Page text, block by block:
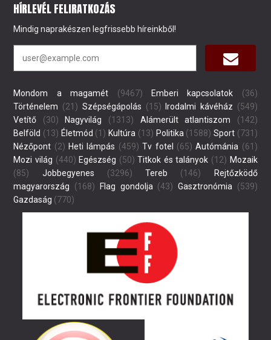
HÍRLEVÉL FELIRATKOZÁS
Mindig naprakészen legfrissebb híreinkből!
Mondom a magamét (9467) Emberi kapcsolatok (36)
Történelem (21) Szépségápolás (15) Irodalmi kávéház (549)
Vetítő (30) Nagyvilág (1313) Alámerült atlantiszom (142)
Belföld (13) Életmód (1) Kultúra (13) Politika (1588) Sport(731)
Nézőpont (2) Heti lámpás (459) Tv fotel (65) Autómánia (61)
Mozi világ (440) Egészség (50) Titkok és talányok (12) Mozaik
(85)
Jobbegyenes (3296) Tereb (146)
Rejtőzködő
magyarország (168) Flag gondolja (43) Gasztronómia (539)
Gazdaság (770)